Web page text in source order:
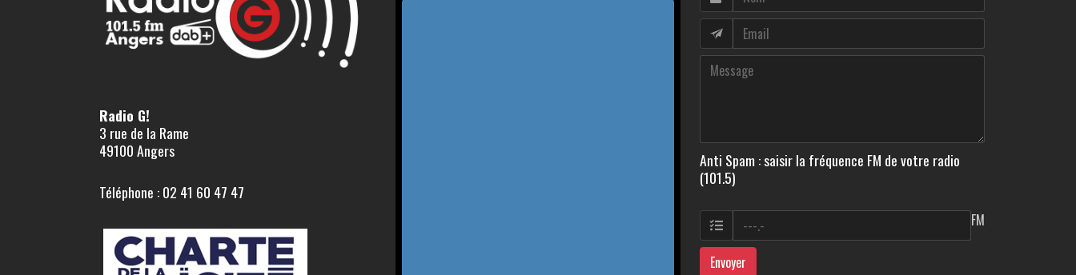
Radio G!
3 rue de la Rame
49100 Angers
Téléphone : 02 41 60 47 47
Anti Spam : saisir la fréquence FM de votre radio
(101.5)
FM
Envoyer